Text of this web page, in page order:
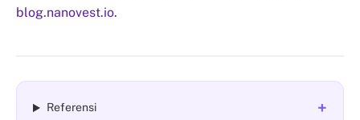
blog.nanovest.io.
Referensi +